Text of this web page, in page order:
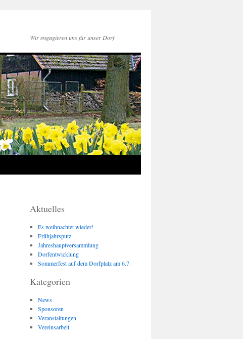
Wir engagieren uns für unser Dorf
Aktuelles
Es weihnachtet wieder!
Frühjahrsputz
Jahreshauptversammlung
Dorfentwicklung
Sommerfest auf dem Dorfplatz am 6.7.
Kategorien
News
Sponsoren
Veranstaltungen
Vereinsarbeit